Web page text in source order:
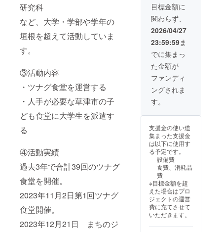
研究科
など、大学・学部や学年の
垣根を超えて活動していま
す。
③活動内容
・ツナグ食堂を運営する
・人手が必要な草津市の子
ども食堂に大学生を派遣す
る
④活動実績
過去3年で合計39回のツナグ
食堂を開催。
2023年11月2日第1回ツナグ
食堂開催。
2023年12月21日 まちのジ
目標金額に
関わらず、
2026/04/27
23:59:59ま
でに集まっ
た金額が
ファンディ
ングされま
す。
支援金の使い道
集まった支援金
は以下に使用す
る予定です。
設備費
食費、消耗品
費
※目標金額を超
えた場合はプロ
ジェクトの運営
費に充てさせて
いただきます。